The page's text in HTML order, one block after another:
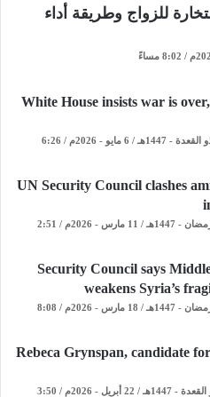
للزواج وطريقة أداء
White House insists war is
الأربعاء - 19 ذو القعدة - 1447هـ / 6 مايو - 2026م / 6:26
UN Security Council clashes
الأربعاء - 22 رمضان - 1447هـ / 11 مارس - 2026م / 2:51
Security Council says
weakens Syria’s
الأربعاء - 29 رمضان - 1447هـ / 18 مارس - 2026م / 8:08
Rebeca Grynspan, candidate
الأربعاء - 5 ذو القعدة - 1447هـ / 22 أبريل - 2026م / 3:50